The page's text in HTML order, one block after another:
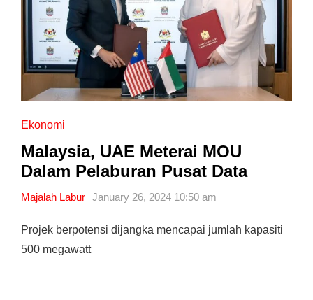
Ekonomi
Malaysia, UAE Meterai MOU
Dalam Pelaburan Pusat Data
Majalah Labur January 26, 2024 10:50 am
Projek berpotensi dijangka mencapai jumlah kapasiti
500 megawatt